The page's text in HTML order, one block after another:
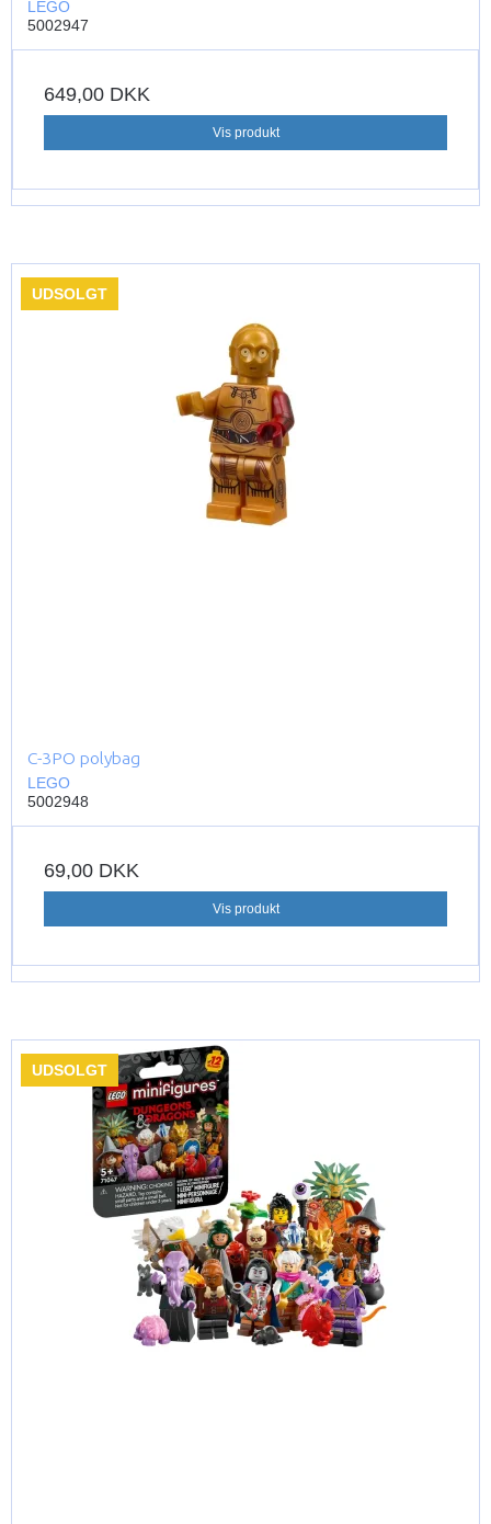
LEGO
5002947
649,00 DKK
Vis produkt
UDSOLGT
C-3PO polybag
LEGO
5002948
69,00 DKK
Vis produkt
UDSOLGT